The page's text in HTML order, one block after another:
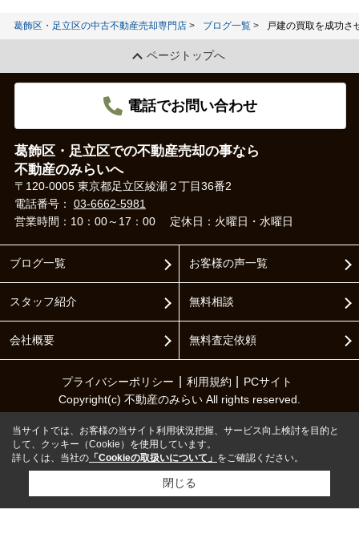
葛飾区・足立区の中古不動産売却専門店 ブログ一覧 戸建の買取を成功さ
ページトップへ
電話でお問い合わせ
葛飾区・足立区での不動産売却の事なら
不動産のみらいへ
〒120-0005 東京都足立区綾瀬２丁目36番2
電話番号： 03-6662-5981
営業時間：10：00～17：00
定休日：火曜日・水曜日
ブログ一覧
スタッフ紹介
会社概要
お客様の声一覧
無料相談
無料査定依頼
プライバシーポリシー 利用規約
PCサイト
Copyright(c) 不動産のみらい All rights reserved.
当サイトでは、お客様の当サイト利用状況把握、サービス向上検討を目的と
して、クッキー（Cookie）を使用しています。
詳しくは、当社の 「Cookieの取扱いについて」 をご確認ください。
閉じる